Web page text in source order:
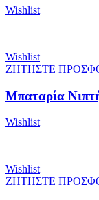
Wishlist
Wishlist
ΖΗΤΗΣΤΕ
Μπαταρία
Wishlist
Wishlist
ΖΗΤΗΣΤΕ